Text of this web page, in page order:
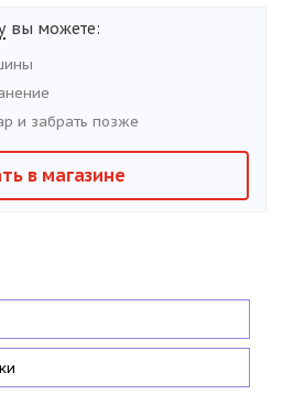
вы можете:
и забрать позже
в магазине